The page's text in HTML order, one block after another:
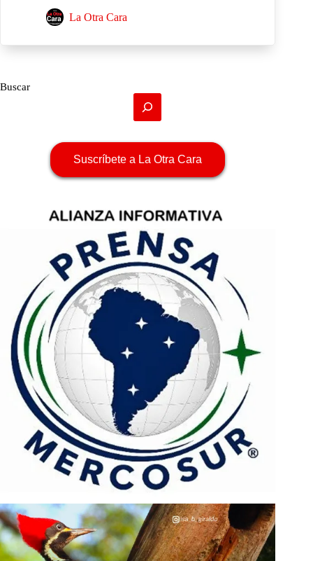
La Otra Cara
Buscar
Suscríbete a La Otra Cara